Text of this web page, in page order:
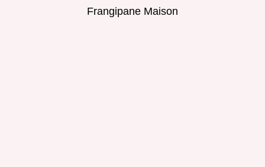
Frangipane Maison